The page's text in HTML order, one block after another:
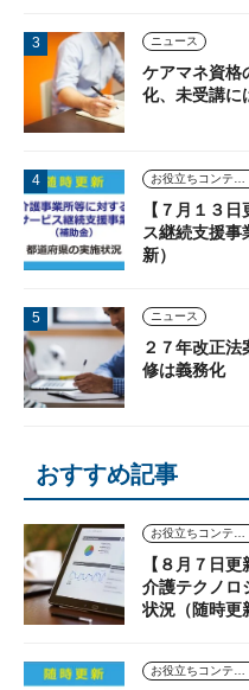
ニュース
ケアマネ資
化、未受講に
【７月１３
ス継続支援
新）
ニュース
２７年改正
修は義務化
おすすめ記事
【８月７日
介護テクノ
状況（随時更